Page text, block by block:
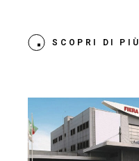
SCOPRI DI PIÙ